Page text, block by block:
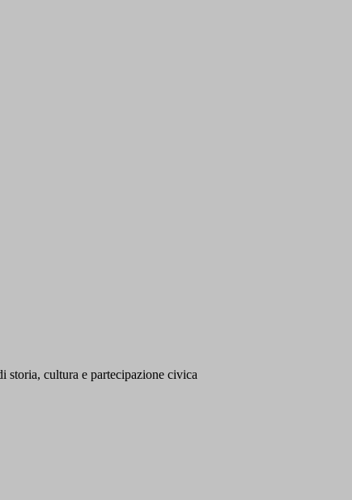
cultura e partecipazione civica